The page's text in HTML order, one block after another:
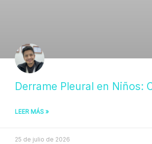
Derrame Pleural en Niños:
LEER MÁS »
25 de julio de 2026